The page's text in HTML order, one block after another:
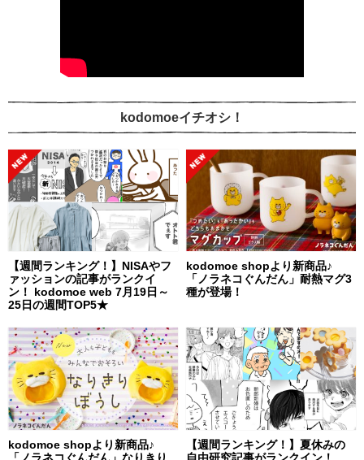
kodomoeイチオシ！
【週間ランキング！】NISAやフ
ァッションの記事がランクイ
ン！ kodomoe web 7月19日～
25日の週間TOP5★
kodomoe shopより新商品♪
「ノラネコぐんだん」耐熱マグ3
種が登場！
kodomoe shopより新商品♪
「ノラネコぐんだん」なりきり
【週間ランキング！】夏休みの
自由研究記事がランクイン！